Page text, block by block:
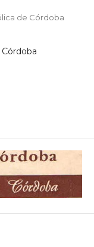
de Córdoba